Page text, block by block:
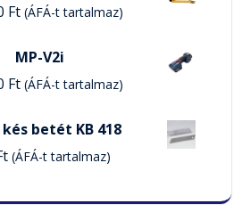
Ft (ÁFÁ-t tartalmaz)
MP-V2i
Ft (ÁFÁ-t tartalmaz)
kés betét KB 418
(ÁFÁ-t tartalmaz)